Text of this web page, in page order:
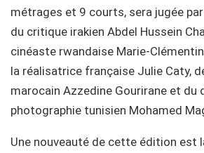
métrages et 9 courts, sera jugée
du critique irakien Abdel Hussein
cinéaste rwandaise Marie-
la réalisatrice française Julie Caty,
marocain Azzedine Gourirane et du
photographie tunisien Mohamed
Une nouveauté de cette édition est